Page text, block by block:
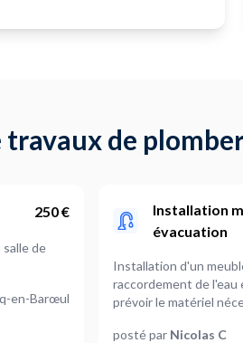
travaux de
250 €
en-Barœul
Installation
évacuation
Installation d'un
raccordement de l'eau
prévoir le matériel
posté par Nicolas C